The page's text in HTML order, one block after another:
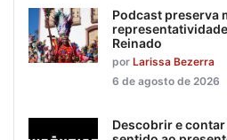
Podcast preserva
Reinado
por Larissa Bezerra
6 de agosto de 2026
Descobrir e